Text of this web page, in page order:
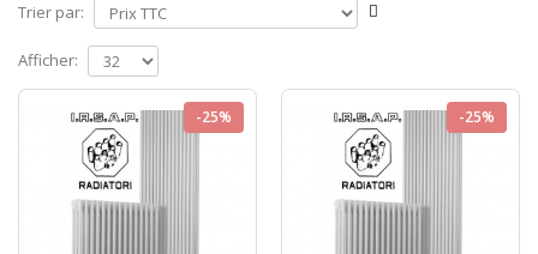
Trier par:
Afficher:
-25% -25%